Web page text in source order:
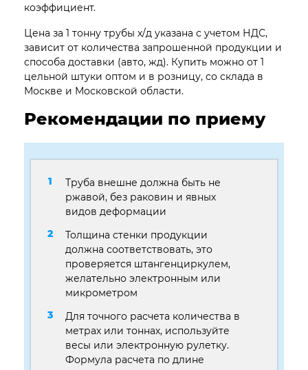
коэффициент.
Цена за 1 тонну трубы х/д указана с учетом НДС,
зависит от количества запрошенной продукции и
способа доставки (авто, жд). Купить можно от 1
цельной штуки оптом и в розницу, со склада в
Москве и Московской области.
Рекомендации по приему
Труба внешне должна быть не
ржавой, без раковин и явных
видов деформации
Толщина стенки продукции
должна соответствовать, это
проверяется штангенциркулем,
желательно электронным или
микрометром
Для точного расчета количества в
метрах или тоннах, используйте
весы или электронную рулетку.
Формула расчета по длине